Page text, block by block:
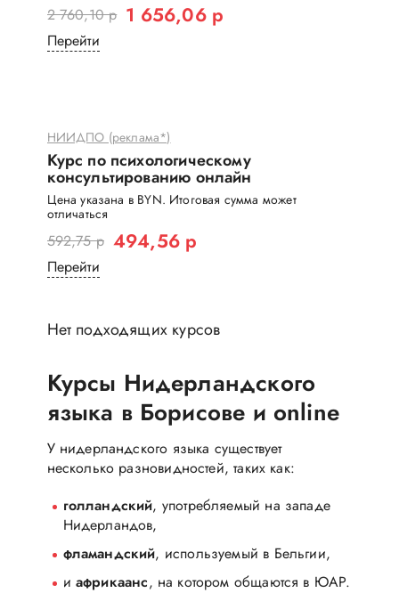
2 760,10 р 1 656,06 р
Перейти
НИИДПО (реклама*)
Курс по психологическому
консультированию онлайн
Цена указана в BYN. Итоговая сумма может
отличаться
592,75 р 494,56 р
Перейти
Нет подходящих курсов
Курсы Нидерландского
языка в Борисове и online
У нидерландского языка существует
несколько разновидностей, таких как:
голландский, употребляемый на западе
Нидерландов,
фламандский, используемый в Бельгии,
и африкаанс, на котором общаются в ЮАР.